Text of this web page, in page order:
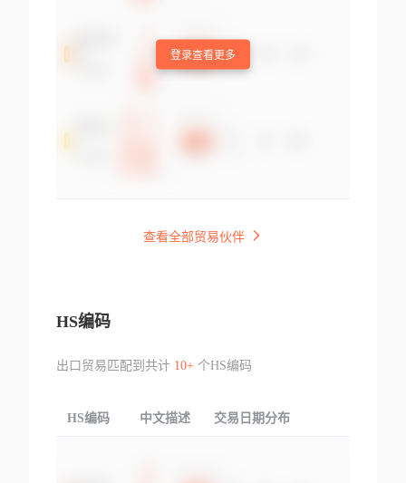
登录查看更多
查看全部贸易伙伴
HS编码
出口贸易匹配到共计 10+个HS编码
HS编码 中文描述 交易日期分布